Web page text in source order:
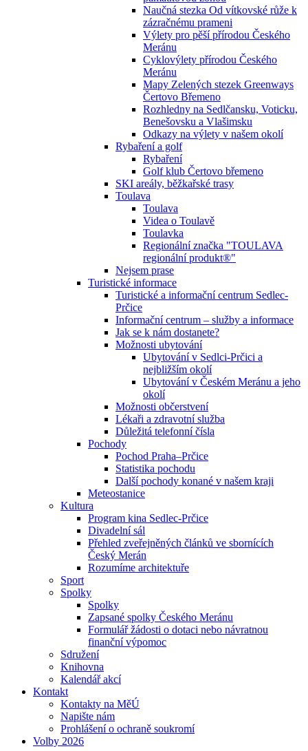
Naučná stezka Od vítkovské růže k
zázračnému prameni
Výlety pro pěší přírodou Českého
Meránu
Cyklovýlety přírodou Českého
Meránu
Mapy Zelených stezek Greenways
Čertovo Břemeno
Rozhledny na Sedlčansku, Voticku,
Benešovsku a Vlašimsku
Odkazy na výlety v našem okolí
Rybaření a golf
Rybaření
Golf klub Čertovo břemeno
SKI areály, běžkařské trasy
Toulava
Toulava
Videa o Toulavě
Toulavka
Regionální značka "TOULAVA
regionální produkt®"
Nejsem prase
Turistické informace
Turistické a informační centrum Sedlec-
Prčice
Informační centrum – služby a informace
Jak se k nám dostanete?
Možnosti ubytování
Ubytování v Sedlci-Prčici a
nejbližším okolí
Ubytování v Českém Meránu a jeho
okolí
Možnosti občerstvení
Lékaři a zdravotní služba
Důležitá telefonní čísla
Pochody
Pochod Praha–Prčice
Statistika pochodu
Další pochody konané v našem kraji
Meteostanice
Kultura
Program kina Sedlec-Prčice
Divadelní sál
Přehled zveřejněných článků ve sbornících
Český Merán
Rozumíme architektuře
Sport
Spolky
Spolky
Zapsané spolky Českého Meránu
Formulář žádosti o dotaci nebo návratnou
finanční výpomoc
Sdružení
Knihovna
Kalendář akcí
Kontakt
Kontakty na MěÚ
Napište nám
Prohlášení o ochraně soukromí
Volby 2026